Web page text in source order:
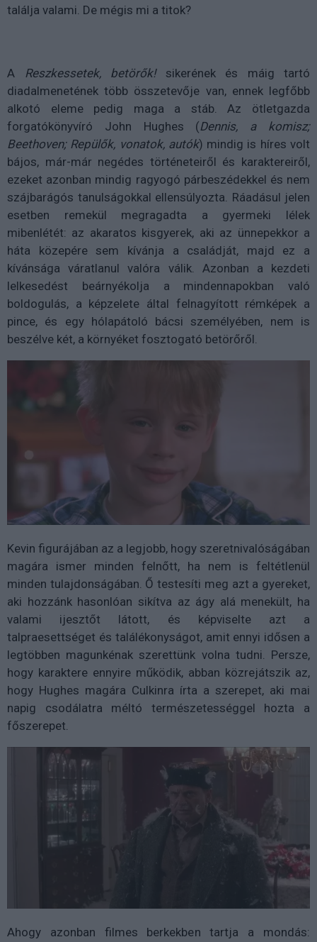
találja valami. De mégis mi a titok?
A Reszkessetek, betörők!sikerének és máig tartó
diadalmenetének több összetevője van, ennek legfőbb
alkotó eleme pedig maga a stáb. Az ötletgazda
forgatókönyvíró John Hughes (Dennis, a komisz;
Beethoven; Repülők, vonatok, autók) mindig is híres volt
bájos, már-már negédes történeteiről és karaktereiről,
ezeket azonban mindig ragyogó párbeszédekkel és nem
szájbarágós tanulságokkal ellensúlyozta. Ráadásul jelen
esetben remekül megragadta a gyermeki lélek
mibenlétét: az akaratos kisgyerek, aki az ünnepekkor a
háta közepére sem kívánja a családját, majd ez a
kívánsága váratlanul valóra válik. Azonban a kezdeti
lelkesedést beárnyékolja a mindennapokban való
boldogulás, a képzelete által felnagyított rémképek a
pince, és egy hólapátoló bácsi személyében, nem is
beszélve két, a környéket fosztogató betörőről.
Kevin figurájában az a legjobb, hogy szeretnivalóságában
magára ismer minden felnőtt, ha nem is feltétlenül
minden tulajdonságában. Ő testesíti meg azt a gyereket,
aki hozzánk hasonlóan sikítva az ágy alá menekült, ha
valami ijesztőt látott, és képviselte azt a
talpraesettséget és találékonyságot, amit ennyi idősen a
legtöbben magunkénak szerettünk volna tudni. Persze,
hogy karaktere ennyire működik, abban közrejátszik az,
hogy Hughes magára Culkinra írta a szerepet, aki mai
napig csodálatra méltó természetességgel hozta a
főszerepet.
Ahogy azonban filmes berkekben tartja a mondás: